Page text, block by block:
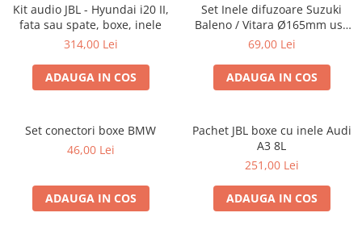
Kit audio JBL - Hyundai i20 II,
fata sau spate, boxe, inele
314,00 Lei
ADAUGA IN COS
Set Inele difuzoare Suzuki
Baleno / Vitara Ø165mm usa
fata, 271294-01
69,00 Lei
ADAUGA IN COS
Set conectori boxe BMW
46,00 Lei
ADAUGA IN COS
Pachet JBL boxe cu inele Audi
A3 8L
251,00 Lei
ADAUGA IN COS